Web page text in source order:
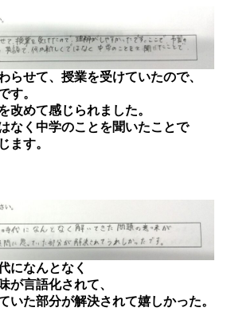
らせて、授業を受けていたので、
す。
改めて感じられました。
なく中学のことを聞いたことで
ます。
になんとなく
が言語化されて、
いた部分が解決されて嬉しかった。